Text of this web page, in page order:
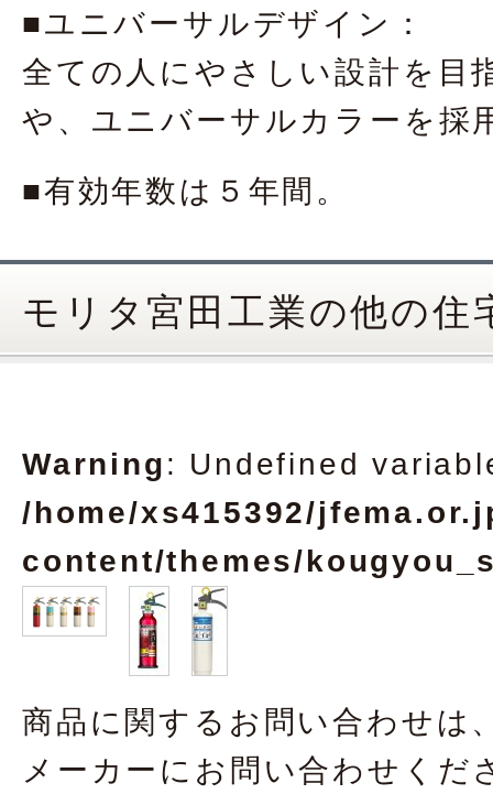
■ユニバーサルデザイン：
全ての人にやさしい設計を目
や、ユニバーサルカラーを採
■有効年数は５年間。
モリタ宮田工業の他の住
Warning: Undefined
/home/xs415392/
content/themes/
商品に関するお問い合わせは
メーカーにお問い合わせくだ